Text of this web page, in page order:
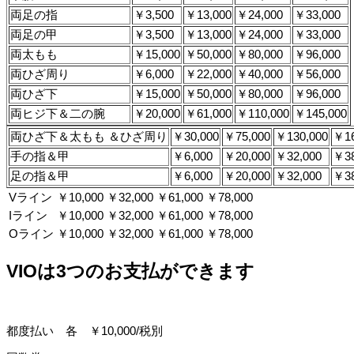
両足の指
￥3,500 ￥13,000 ￥24,000
￥33,000
両足の甲
￥3,500 ￥13,000 ￥24,000
￥33,000
両太もも
￥15,000 ￥50,000 ￥80,000
￥96,000
両ひざ周り
￥6,000 ￥22,000 ￥40,000
￥56,000
両ひざ下
￥15,000 ￥50,000 ￥80,000
￥96,000
両ヒジ下＆二の腕
￥20,000 ￥61,000 ￥110,000 ￥145,000
両ひざ下＆太もも ＆ひざ周り
￥30,000 ￥75,000 ￥130,000 ￥
手の指＆甲
￥6,000 ￥20,000 ￥32,000
￥
足の指＆甲
￥6,000 ￥20,000 ￥32,000
￥
Vライン
￥10,000 ￥32,000 ￥61,000 ￥78,000
Iライン
￥10,000 ￥32,000 ￥61,000 ￥78,000
Oライン ￥10,000 ￥32,000 ￥61,000 ￥78,000
VIOは3つのお支払ができます
都度払い 各 ￥10,000/税別